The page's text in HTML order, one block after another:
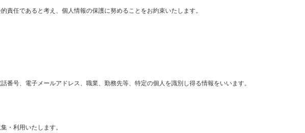
任であると考え、個人情報の保護に努めることをお約束いたします。
号、電子メールアドレス、職業、勤務先等、特定の個人を識別し得る情報をいいます。
・利用いたします。